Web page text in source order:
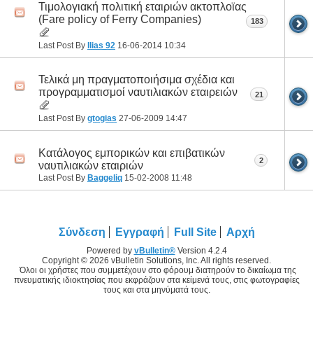
Τιμολογιακή πολιτική εταιριών ακτοπλοϊας
(Fare policy of Ferry Companies)
Last Post By Ilias 92 16-06-2014 10:34
183
Τελικά μη πραγματοποιήσιμα σχέδια και
προγραμματισμοί ναυτιλιακών εταιρειών
Last Post By gtogias 27-06-2009 14:47
21
Κατάλογος εμπορικών και επιβατικών
ναυτιλιακών εταιριών
Last Post By Baggeliq 15-02-2008 11:48
2
Σύνδεση Εγγραφή Full Site Αρχή
Powered by vBulletin®Version 4.2.4
Copyright © 2026 vBulletin Solutions, Inc. All rights reserved.
Όλοι οι χρήστες που συμμετέχουν στο φόρουμ διατηρούν το δικαίωμα της
πνευματικής ιδιοκτησίας που εκφράζουν στα κείμενά τους, στις φωτογραφίες
τους και στα μηνύματά τους.